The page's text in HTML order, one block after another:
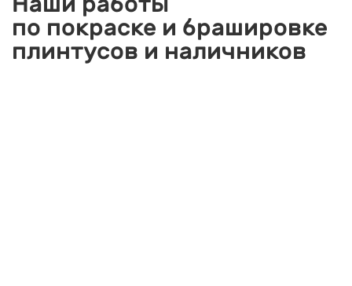
по покраске и брашировке
плинтусов и наличников